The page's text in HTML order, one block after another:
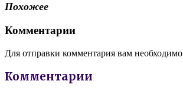
Похожее
Комментарии
Для отправки комментария вам необходимо
Комментарии